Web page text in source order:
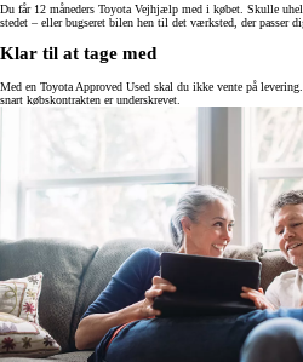
Du får 12 måneders Toyota Vejhjælp med i købet. Skulle
stedet – eller bugseret bilen hen til det værksted, der passer
Klar til at tage med
Med en Toyota Approved Used skal du ikke vente på
snart købskontrakten er underskrevet.